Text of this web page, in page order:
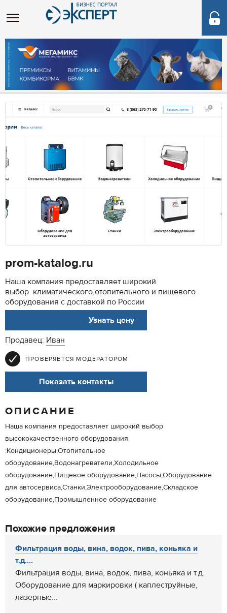
prom-katalog.ru
Наша компания предоставляет широкий
выбор климатического,отопительного и пищевого
оборудования с доставкой по России
Узнать цену
Продавец: Иван
ПРОВЕРЯЕТСЯ МОДЕРАТОРОМ
Показать контакты
ОПИСАНИЕ
Наша компания предоставляет широкий выбор
высококачественного оборудования
:Кондиционеры,Отопительное
оборудование,Водонагреватели,Холодильное
оборудование,Пищевое оборудование,Насосы,Оборудование
для автосервиса,Станки,Электрооборудование,Складское
оборудование,Промышленное оборудование
Похожие предложения
Фильтрация воды, вина, водок, пива, коньяка и
т.д....
Фильтрация воды, вина, водок, пива, коньяка и т.д.
Оборудование для маркировки ( каплеструйные,
лазерные...